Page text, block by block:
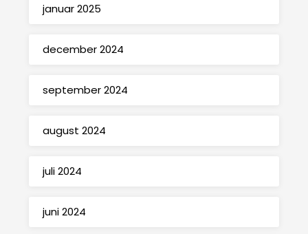
januar 2025
december 2024
september 2024
august 2024
juli 2024
juni 2024